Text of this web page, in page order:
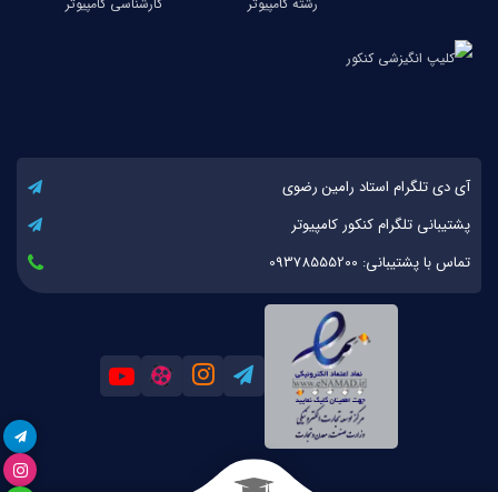
آی دی تلگرام استاد رامین رضوی
پشتیبانی تلگرام کنکور کامپیوتر
تماس با پشتیبانی: 09378555200